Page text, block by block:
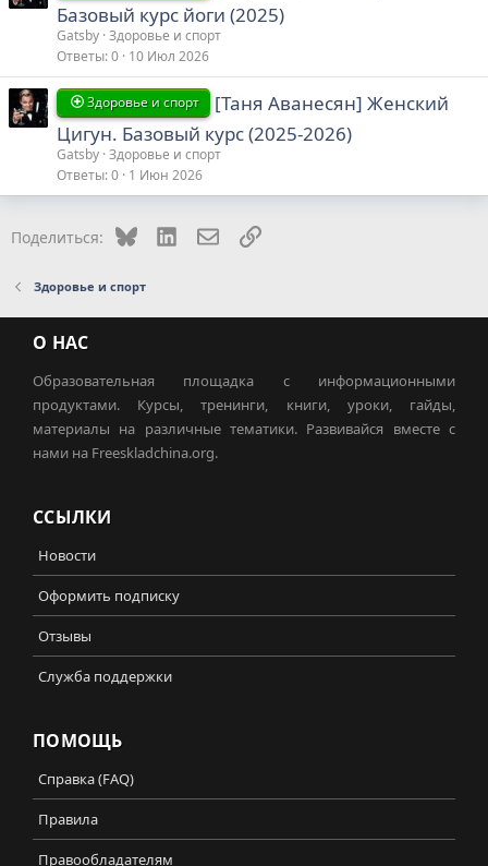
Базовый курс йоги (2025)
Gatsby Здоровье и спорт
Ответы 0 10 Июл 2026
Здоровье и спорт
[Таня Аванесян] Женский
Цигун. Базовый курс (2025-2026)
Gatsby Здоровье и спорт
Ответы 0 1 Июн 2026
Поделиться: Bluesky LinkedInЭлектронная почта
Ссылка
Здоровье и спорт
О НАС
Образовательная площадка с информационными
продуктами. Курсы, тренинги, книги, уроки, гайды,
материалы на различные тематики. Развивайся вместе с
нами на Freeskladchina.org.
ССЫЛКИ
Новости
Оформить подписку
Отзывы
Служба поддержки
ПОМОЩЬ
Справка (FAQ)
Правила
Правообладателям